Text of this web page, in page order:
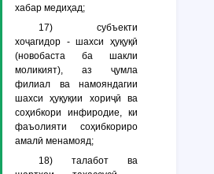
хабар медиҳад;
17) субъекти
хоҷагидор - шахси ҳуқуқӣ
(новобаста ба шакли
моликият), аз ҷумла
филиал ва намояндагии
шахси ҳуқуқии хориҷӣ ва
соҳибкори инфиродие, ки
фаъолияти соҳибкориро
амалӣ менамояд;
18) талабот ва